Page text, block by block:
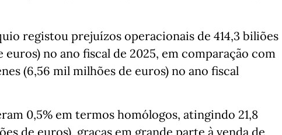
registou prejuízos operacionais de 414,3 biliões
euros) no ano fiscal de 2025, em comparação com
(6,56 mil milhões de euros) no ano fiscal
0,5% em termos homólogos, atingindo 21,8
de euros), graças em grande parte à venda de